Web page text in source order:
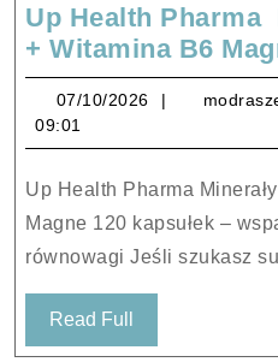
Up Health Pharma
+ Witamina B6
07/10/2026 07/10/2026
09:01
Up Health Pharma Minerały Magnez + Witamina B6
Magne 120 kapsułek –
równowagi Jeśli szukasz
Read Full
Full